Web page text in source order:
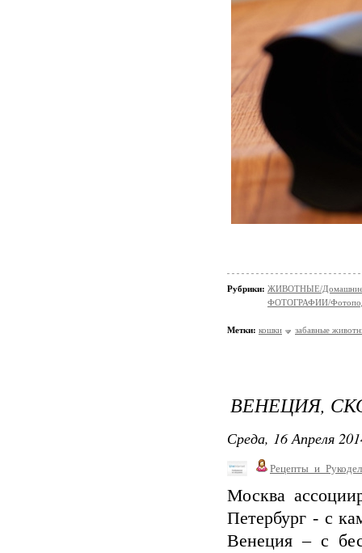
Рубрики: ЖИВОТНЫЕ/Домашние
ФОТОГРАФИИ/
Метки: кошки забавные
ВЕНЕЦИЯ,
Среда, 16 Апреля
Москва
Петербург - с
Венеция – с